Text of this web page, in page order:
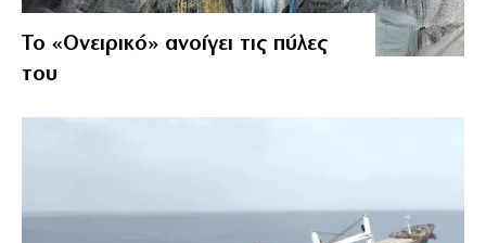
Το «Ονειρικό» ανοίγει τις πύλες
του